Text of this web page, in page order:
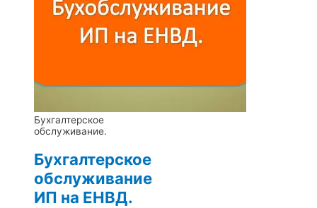
Бухгалтерское
обслуживание.
Бухгалтерское
обслуживание
ИП на ЕНВД.